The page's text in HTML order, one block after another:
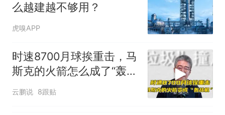
么越建越不够用？
虎嗅APP
时速8700月球挨重击，马
斯克的火箭怎么成了“轰战
机”？
云鹏说 8跟贴